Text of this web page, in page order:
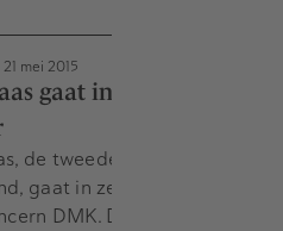
21 mei 2015
gaat in zee met Duitse
de tweede kaasmaker van
gaat in zee met het Duitse
DMK. De bij de